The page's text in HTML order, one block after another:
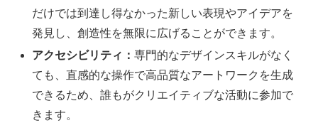
だけでは到達し得なかった新しい表現やアイデアを
発見し、創造性を無限に広げることができます。
アクセシビリティ：専門的なデザインスキルがなく
ても、直感的な操作で高品質なアートワークを生成
できるため、誰もがクリエイティブな活動に参加で
きます。